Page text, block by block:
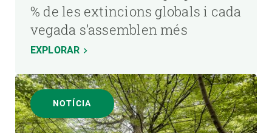
% de les extincions globals i cada
vegada s’assemblen més
EXPLORAR
NOTÍCIA